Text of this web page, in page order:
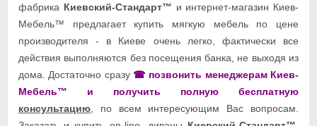
фабрика Киевский-Стандарт™ и интернет-магазин Киев-
Мебель™ предлагает купить мягкую мебель по цене
производителя - в Киеве очень легко, фактически все
действия выполняются без посещения банка, не выходя из
дома. Достаточно сразу ☎ позвонить менеджерам Киев-
Мебель™ и получить полную бесплатную
консультацию , по всем интересующим Вас вопросам.